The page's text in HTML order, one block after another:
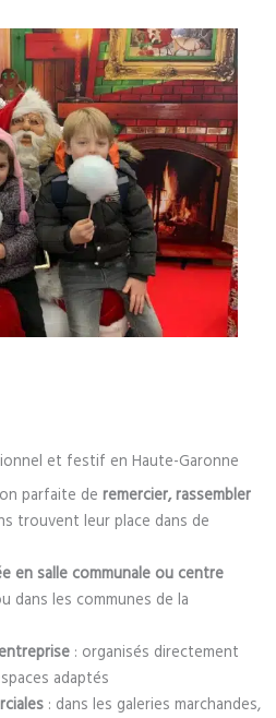
et festif en Haute-Garonne
parfaite de remercier, rassembler
trouvent leur place dans de
en salle communale ou centre
dans les communes de la
: organisés directement
adaptés
: dans les galeries marchandes,